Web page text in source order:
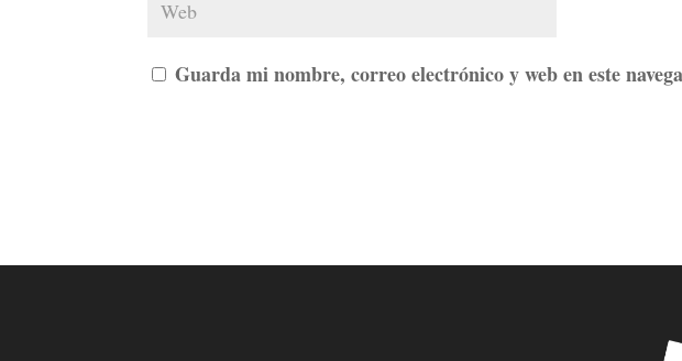
Guarda mi nombre, correo electrónico y web en este